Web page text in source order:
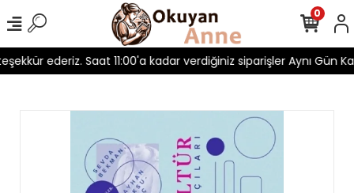
ederiz. Saat 11:00'a kadar verdiğiniz siparişler Aynı Gün
0